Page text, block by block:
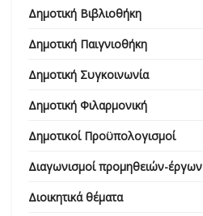
Δημοτική Βιβλιοθήκη
Δημοτική Παιγνιοθήκη
Δημοτική Συγκοινωνία
Δημοτική Φιλαρμονική
Δημοτικοί Προϋπολογισμοί
Διαγωνισμοί προμηθειών-έργων
Διοικητικά θέματα